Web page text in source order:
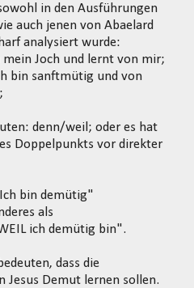
in den Ausführungen
auch jenen von Abaelard
analysiert wurde:
mein Joch und lernt von mir;
bin sanftmütig und von
denn/weil; oder es hat
Doppelpunkts vor direkter
bin demütig"
als
ich demütig bin".
dass die
Jesus Demut lernen sollen.